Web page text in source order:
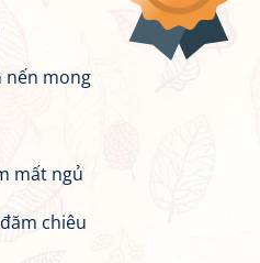
nến mong
ngủ
chiêu